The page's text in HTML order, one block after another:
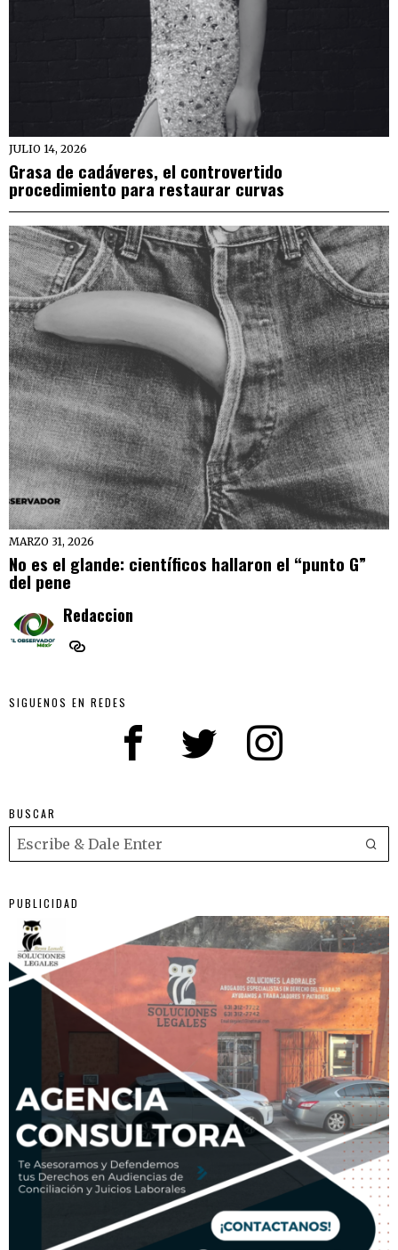
JULIO 14, 2026
Grasa de cadáveres, el controvertido
procedimiento para restaurar curvas
MARZO 31, 2026
No es el glande: científicos hallaron el “punto G”
del pene
Redaccion
SIGUENOS EN REDES
BUSCAR
PUBLICIDAD